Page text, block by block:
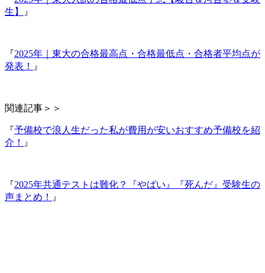
生】
』
『 2025年｜東大の合格最高点・合格最低点・合格者平均点が
発表！ 』
関連記事＞＞
『 予備校で浪人生だった私が費用が安いおすすめ予備校を紹
介！ 』
『 2025年共通テストは難化？『やばい』『死んだ』受験生の
声まとめ！ 』